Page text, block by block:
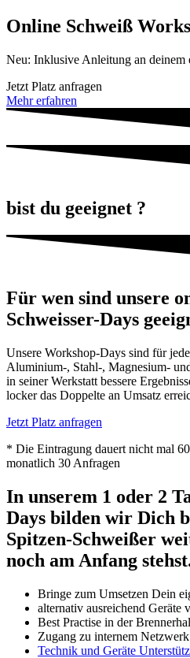
Online Schweiß
Neu: Inklusive Anleitung an deinem
Jetzt Platz anfragen
Mehr erfahren
bist du geeignet ?
Für wen sind unsere
Schweisser-Days
Unsere Workshop-Days sind für
Aluminium-, Stahl-, Magnesium-
in seiner Werkstatt bessere
locker das Doppelte an Umsatz
Jetzt Platz anfragen
* Die Eintragung dauert nicht mal
monatlich 30 Anfragen
In unserem 1 oder 2
Days bilden wir Dich
Spitzen-Schweißer
noch am Anfang
Bringe zum Umsetzen Dein
alternativ ausreichend Geräte
Best Practise in der
Zugang zu internem
Technik und Geräte